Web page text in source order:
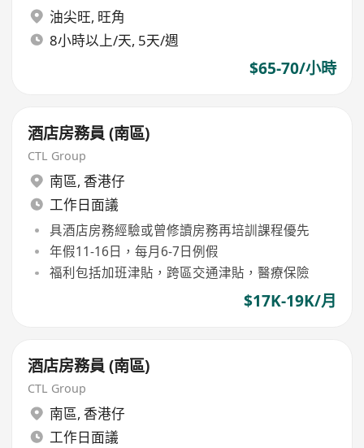
油尖旺, 旺角
8小時以上/天, 5天/週
$65-70/小時
酒店房務員 (南區)
CTL Group
南區, 香港仔
工作日面議
具酒店房務經驗或曾修讀房務再培訓課程優先
年假11-16日，每月6-7日例假
福利包括加班津貼，跨區交通津貼，醫療保險
$17K-19K/月
酒店房務員 (南區)
CTL Group
南區, 香港仔
工作日面議